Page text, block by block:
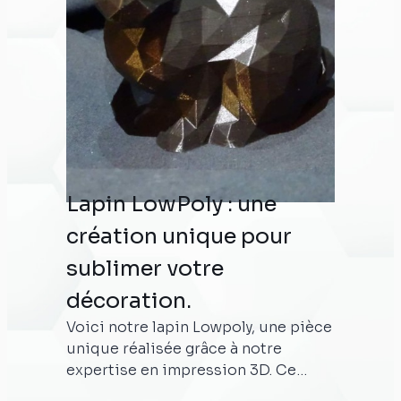
Lapin LowPoly : une
création unique pour
sublimer votre
décoration.
Voici notre lapin Lowpoly, une pièce
unique réalisée grâce à notre
expertise en impression 3D. Ce